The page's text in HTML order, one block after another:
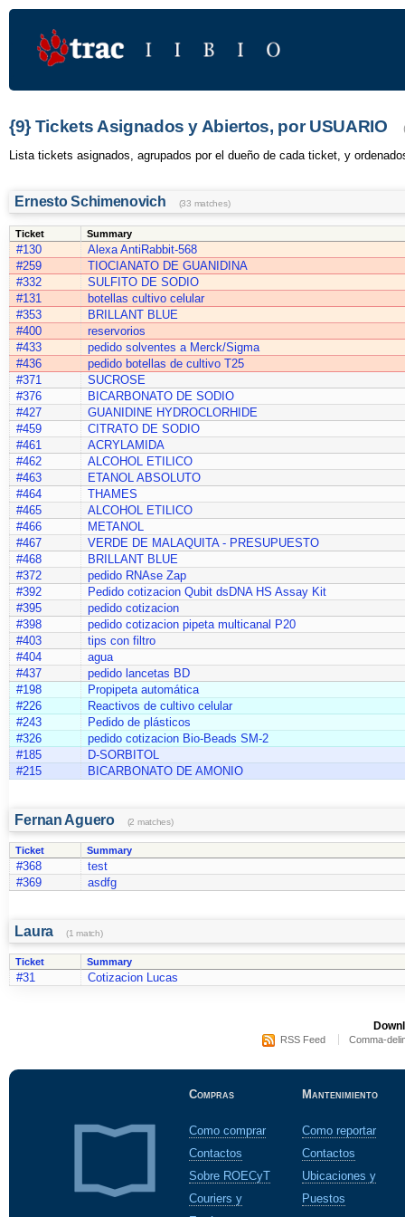
{9} Tickets Asignados y Abiertos, por USUARIO
Lista tickets asignados, agrupados por el dueño de cada ticket, y
Ernesto Schimenovich (33 matches)
Ticket Summary
#130
Alexa AntiRabbit-568
#259
TIOCIANATO DE GUANIDINA
#332
SULFITO DE SODIO
#131
botellas cultivo celular
#353
BRILLANT BLUE
#400
reservorios
#433
pedido solventes a Merck/Sigma
#436
pedido botellas de cultivo T25
#371
SUCROSE
#376
BICARBONATO DE SODIO
#427
GUANIDINE HYDROCLORHIDE
#459
CITRATO DE SODIO
#461
ACRYLAMIDA
#462
ALCOHOL ETILICO
#463
ETANOL ABSOLUTO
#464
THAMES
#465
ALCOHOL ETILICO
#466
METANOL
#467
VERDE DE MALAQUITA - PRESUPUESTO
#468
BRILLANT BLUE
#372
pedido RNAse Zap
#392
Pedido cotizacion Qubit dsDNA HS Assay Kit
#395
pedido cotizacion
#398
pedido cotizacion pipeta multicanal P20
#403
tips con filtro
#404
agua
#437
pedido lancetas BD
#198
Propipeta automática
#226
Reactivos de cultivo celular
#243
Pedido de plásticos
#326
pedido cotizacion Bio-Beads SM-2
#185
D-SORBITOL
#215
BICARBONATO DE AMONIO
Fernan Aguero (2 matches)
Ticket Summary
#368
test
#369
asdfg
Laura (1 match)
Ticket Summary
#31 Cotizacion Lucas
RSS Feed Comma-
Compras
Como comprar
Contactos
Sobre ROECyT
Couriers y
Mantenimiento
Como reportar
Contactos
Ubicaciones y
Puestos